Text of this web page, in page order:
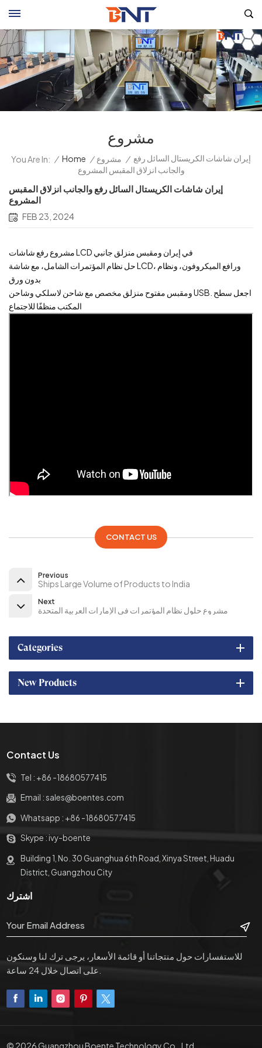
مشروع
You Are In: / Home / مشروع / إيران شاشات الكريستال السائل رفع
والجانب انزلاق المقبس المشروع
إيران شاشات الكريستال السائل رفع والجانب انزلاق المقبس
المشروع
FEB 23, 2024
مشروع رفع شاشات LCD في إيران ومقبس منزلق جانبي
حل نظام المؤتمرات الشامل، مع شاشة LCD، ورافع الميكروفون، ونظام
بدون ورق
ومقبس مفتوح منزلق مخصص مع شاحن لاسلكي وشاحن USB. اجعل سطح
المكتب منظفًا للاجتماع
CONTACT US
Previous
Ships Large Volume of Products to India
Next
مشروع حلول نظام المؤتمرات في الإمارات العربية المتحدة
Categories
New Products
Contact Us
Tel : +86 -18680577415
Email :sales@boentes.com
Whatsapp : +86 -18680577415
Skype :ivy-boente
Building 1, No. 30 Guanghua 6th Road, Xinya Street, Huadu
District, Guangzhou City
اشترك
للاستفسارات حول منتجاتنا أو قائمة الأسعار، يرجى ترك لنا وسنكون
© 2026 Guangzhou Boente Technology Co., Ltd..